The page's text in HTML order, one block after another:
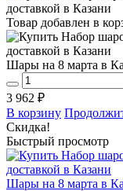
Товар добавлен в
Шары на 8 марта в
3 962 ₽
В корзину
Скидка!
Быстрый просмотр
Шары на 8 марта в